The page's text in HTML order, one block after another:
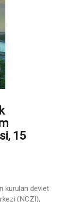
15
kurulan devlet
(NCZI),